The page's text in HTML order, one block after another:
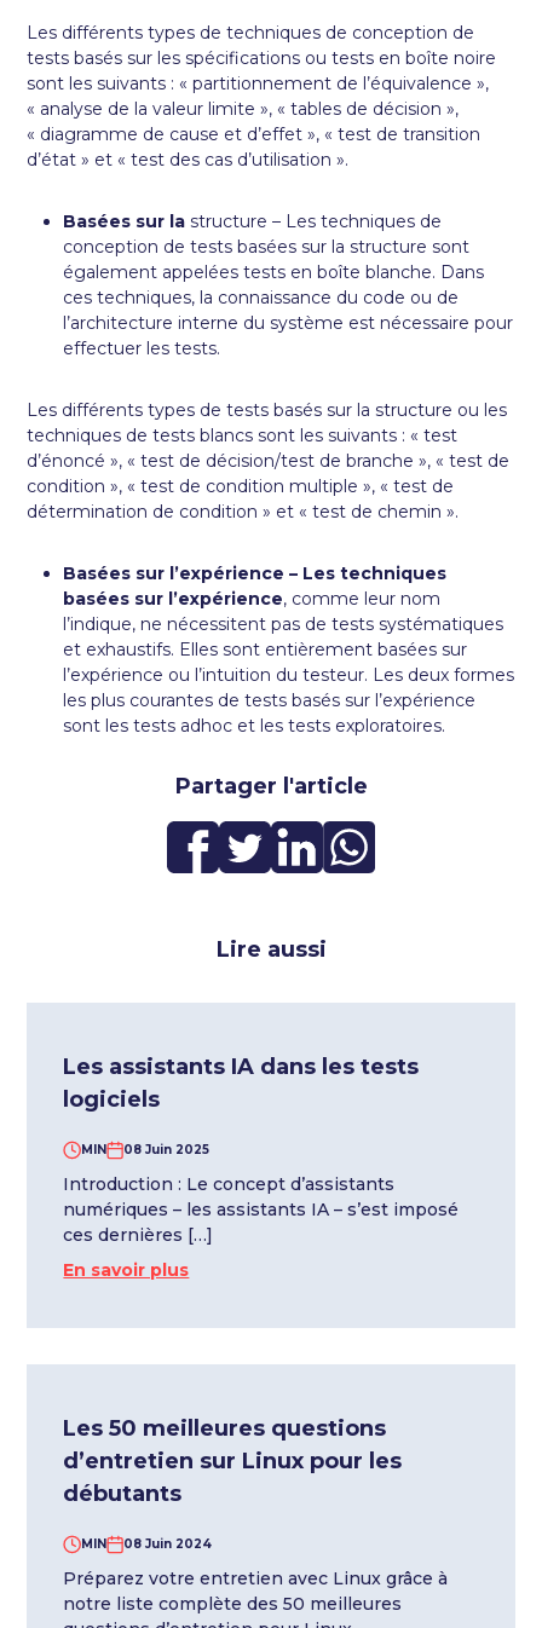
Partager l'article
Les différents types de techniques de conception de
tests basés sur les spécifications ou tests en boîte noire
sont les suivants : « partitionnement de l’équivalence »,
« analyse de la valeur limite », « tables de décision »,
« diagramme de cause et d’effet », « test de transition
d’état » et « test des cas d’utilisation ».
Basées sur la structure – Les techniques de
conception de tests basées sur la structure sont
également appelées tests en boîte blanche. Dans
ces techniques, la connaissance du code ou de
l’architecture interne du système est nécessaire pour
effectuer les tests.
Les différents types de tests basés sur la structure ou les
techniques de tests blancs sont les suivants : « test
d’énoncé », « test de décision/test de branche », « test de
condition », « test de condition multiple », « test de
détermination de condition » et « test de chemin ».
Basées sur l’expérience – Les techniques
basées sur l’expérience, comme leur nom
l’indique, ne nécessitent pas de tests systématiques
et exhaustifs. Elles sont entièrement basées sur
l’expérience ou l’intuition du testeur. Les deux formes
les plus courantes de tests basés sur l’expérience
sont les tests adhoc et les tests exploratoires.
Lire aussi
Les assistants IA dans les tests
logiciels
MIN 08 Juin 2025
Introduction : Le concept d’assistants
numériques – les assistants IA – s’est imposé
ces dernières […]
En savoir plus
Les 50 meilleures questions
d’entretien sur Linux pour les
débutants
MIN 08 Juin 2024
Préparez votre entretien avec Linux grâce à
notre liste complète des 50 meilleures